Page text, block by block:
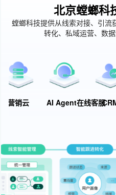
北京螳螂科
螳螂科技提供从线索对接、引
转化、私域运营、数
营销云 AI Agent在线客服